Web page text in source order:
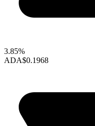
3.85%
ADA$0.1968